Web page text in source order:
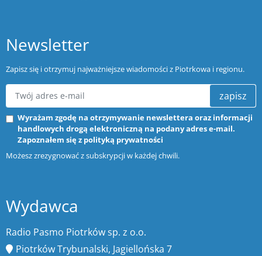
Newsletter
Zapisz się i otrzymuj najważniejsze wiadomości z Piotrkowa i regionu.
zapisz
Wyrażam zgodę na otrzymywanie newslettera oraz informacji
handlowych drogą elektroniczną na podany adres e-mail.
Zapoznałem się z polityką prywatności
Możesz zrezygnować z subskrypcji w każdej chwili.
Wydawca
Radio Pasmo Piotrków sp. z o.o.
Piotrków Trybunalski, Jagiellońska 7